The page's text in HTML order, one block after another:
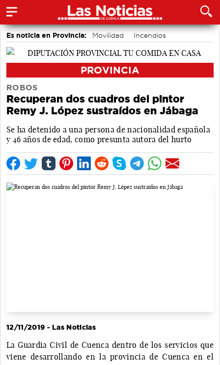
Es noticia en Provincia: Movilidad Incendios
PROVINCIA
ROBOS
Recuperan dos cuadros del pintor
Remy J. López sustraídos en Jábaga
Se ha detenido a una persona de nacionalidad española
y 46 años de edad, como presunta autora del hurto
12/11/2019 - Las Noticias
La Guardia Civil de Cuenca dentro de los servicios que
viene desarrollando en la provincia de Cuenca en el